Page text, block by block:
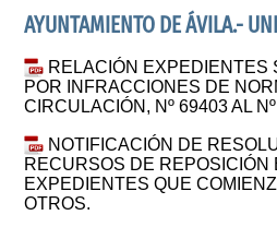
AYUNTAMIENTO DE ÁVILA.-
RELACIÓN EXPEDIENTES
POR INFRACCIONES DE
CIRCULACIÓN, Nº 69403 AL
NOTIFICACIÓN DE
RECURSOS DE REPOSICIÓN
EXPEDIENTES QUE
OTROS.